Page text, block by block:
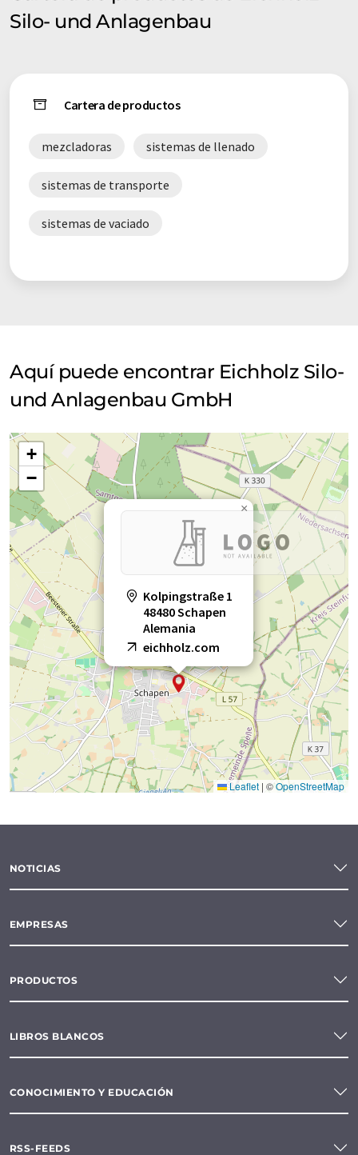
Silo- und Anlagenbau
Cartera de productos
mezcladoras sistemas de llenado
sistemas de transporte
sistemas de vaciado
Aquí puede encontrar Eichholz Silo-
und Anlagenbau GmbH
Kolpingstraße 1
48480 Schapen
Alemania
eichholz.com
×
+
−
Leaflet | ©OpenStreetMap
NOTICIAS
EMPRESAS
PRODUCTOS
LIBROS BLANCOS
CONOCIMIENTO Y EDUCACIÓN
RSS-FEEDS